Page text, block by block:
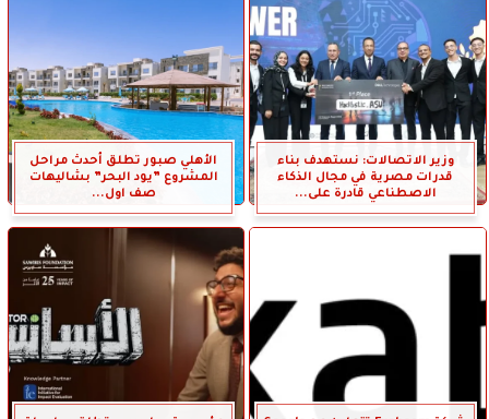
وزير الاتصالات: نستهدف بناء
قدرات مصرية في مجال الذكاء
الاصطناعي قادرة على...
الأهلي صبور تطلق أحدث مراحل
المشروع ”يود البحر” بشاليهات
صف اول...